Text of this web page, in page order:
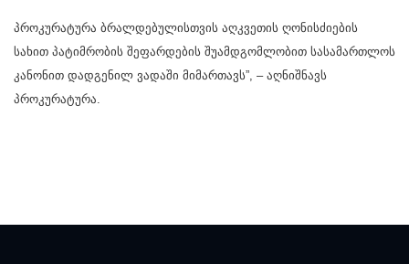
პროკურატურა ბრალდებულისთვის აღკვეთის ღონისძიების
სახით პატიმრობის შეფარდების შუამდგომლობით სასამართლოს
კანონით დადგენილ ვადაში მიმართავს”, – აღნიშნავს
პროკურატურა.